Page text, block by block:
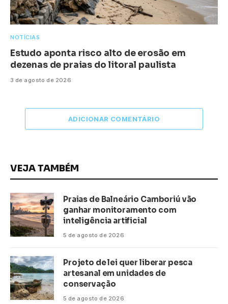
NOTÍCIAS
Estudo aponta risco alto de erosão em
dezenas de praias do litoral paulista
3 de agosto de 2026
ADICIONAR COMENTÁRIO
VEJA TAMBÉM
Praias de Balneário Camboriú vão
ganhar monitoramento com
inteligência artificial
5 de agosto de 2026
Projeto de lei quer liberar pesca
artesanal em unidades de
conservação
5 de agosto de 2026